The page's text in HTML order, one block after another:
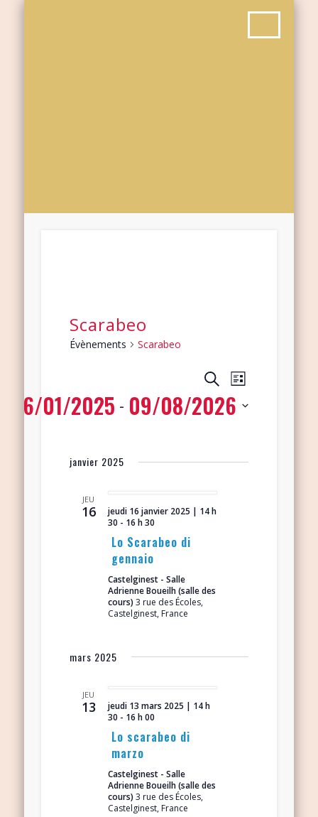
Scarabeo
Évènements Scarabeo
Recherche
et
RechercheNavigation
vues
Liste
16/01/2025 - 09/08/2026
janvier 2025
JEU
16
jeudi 16 janvier 2025 | 14 h
30 - 16 h 30
Lo Scarabeo di
gennaio
Castelginest - Salle
Adrienne Boueilh (salle des
cours) 3 rue des Écoles,
Castelginest, France
mars 2025
JEU
13
jeudi 13 mars 2025 | 14 h
30 - 16 h 00
Lo scarabeo di
marzo
Castelginest - Salle
Adrienne Boueilh (salle des
cours) 3 rue des Écoles,
Castelginest, France